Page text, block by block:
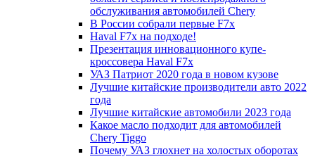
обслуживания автомобилей Chery
В России собрали первые F7x
Haval F7x на подходе!
Презентация инновационного купе-
кроссовера Haval F7x
УАЗ Патриот 2020 года в новом кузове
Лучшие китайские производители авто 2022
года
Лучшие китайские автомобили 2023 года
Какое масло подходит для автомобилей
Chery Tiggo
Почему УАЗ глохнет на холостых оборотах